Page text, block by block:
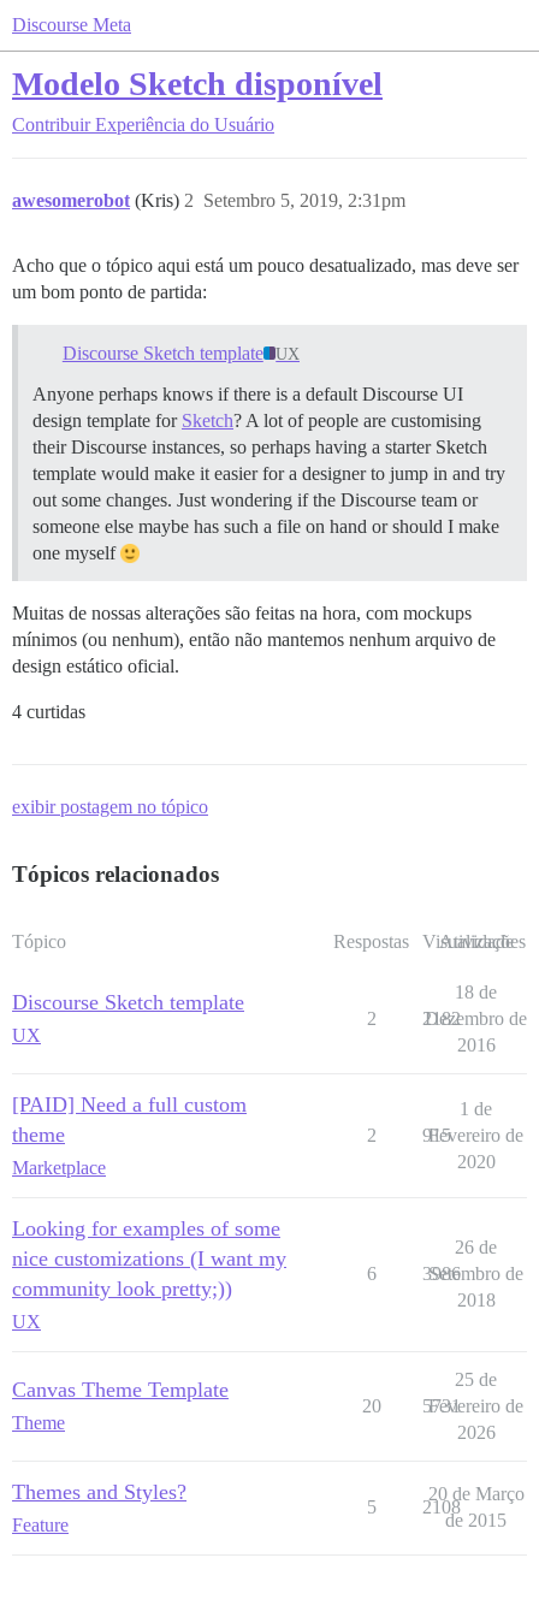
Discourse Meta
Modelo Sketch disponível
Contribuir Experiência do Usuário
awesomerobot (Kris) Setembro 5, 2019, 2:31pm
2
Acho que o tópico aqui está um pouco desatualizado, mas deve ser
um bom ponto de partida:
Discourse Sketch template UX
Anyone perhaps knows if there is a default Discourse UI
design template for Sketch? A lot of people are customising
their Discourse instances, so perhaps having a starter Sketch
template would make it easier for a designer to jump in and try
out some changes. Just wondering if the Discourse team or
someone else maybe has such a file on hand or should I make
one myself
Muitas de nossas alterações são feitas na hora, com mockups
mínimos (ou nenhum), então não mantemos nenhum arquivo de
design estático oficial.
4 curtidas
exibir postagem no tópico
Tópicos relacionados
Tópico Respostas Visualizações
Atividade
Discourse Sketch template
UX
2 2182
18 de
Dezembro de
2016
[PAID] Need a full custom
theme
Marketplace
2 915
1 de
Fevereiro de
2020
Looking for examples of some
nice customizations (I want my
community look pretty;))
UX
6 3986
26 de
Setembro de
2018
Canvas Theme Template
Theme
20 5731
25 de
Fevereiro de
2026
Themes and Styles?
Feature
5 2108
20 de Março
de 2015